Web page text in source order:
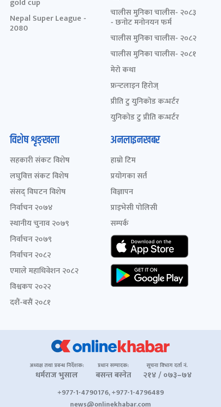
gold cup
Nepal Super League -
2080
चालीस मुनिका चालीस- २०८३
- छनोट मनोनयन फर्म
चालीस मुनिका चालीस- २०८२
चालीस मुनिका चालीस- २०८१
मेरो कथा
फ्रन्टलाइन हिरोज्
प्रीति टु युनिकोड कन्भर्टर
युनिकोड टु प्रीति कन्भर्टर
विशेष शृङ्खला
सहकारी संकट विशेष
लघुवित्त संकट विशेष
संसद् विघटन विशेष
निर्वाचन २०७४
स्थानीय चुनाव २०७९
निर्वाचन २०७९
निर्वाचन २०८२
एमाले महाधिवेशन २०८२
विश्वकप २०२२
दशैं-बसैं २०८१
अनलाइनखबर
हाम्रो टिम
प्रयोगका सर्त
विज्ञापन
प्राइभेसी पोलिसी
सम्पर्क
अध्यक्ष तथा प्रबन्ध निर्देशक:
धर्मराज भुसाल
प्रधान सम्पादक:
बसन्त बस्नेत
सूचना विभाग दर्ता नं.
२१४ / ०७३–७४
+977-1-4790176, +977-1-4796489
news@onlinekhabar.com